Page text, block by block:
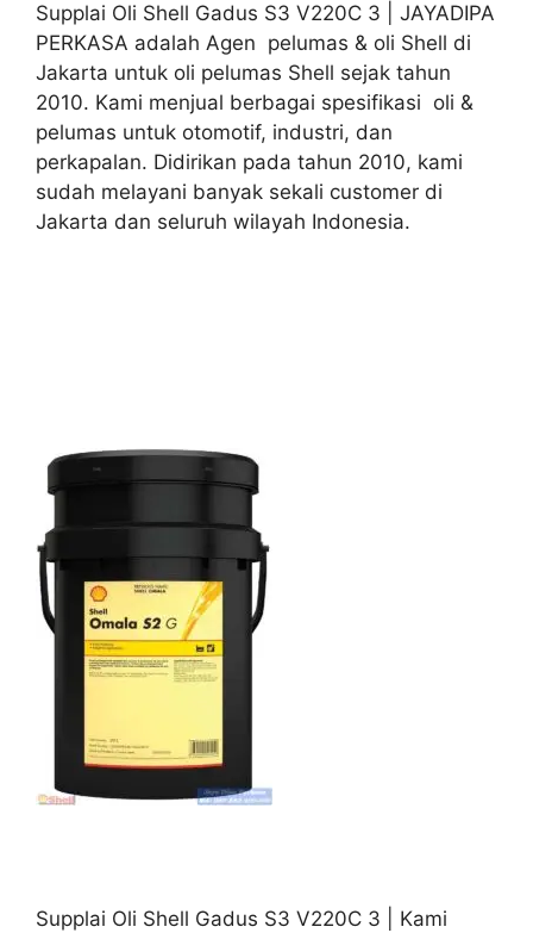
Supplai Oli Shell Gadus S3 V220C 3 | JAYADIPA
PERKASA adalah Agen pelumas & oli Shell di
Jakarta untuk oli pelumas Shell sejak tahun
2010. Kami menjual berbagai spesifikasi oli &
pelumas untuk otomotif, industri, dan
perkapalan. Didirikan pada tahun 2010, kami
sudah melayani banyak sekali customer di
Jakarta dan seluruh wilayah Indonesia.
Supplai Oli Shell Gadus S3 V220C 3 | Kami